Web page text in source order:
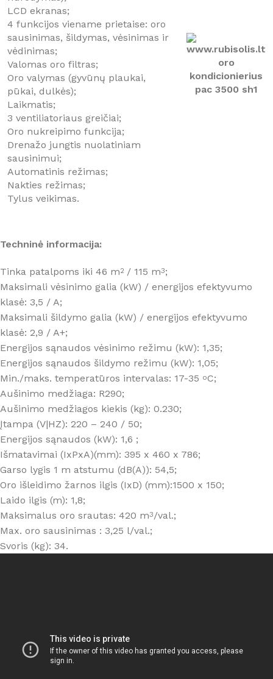
LCD ekranas;
4 funkcijos viename prietaise: oro
sausinimas, šildymas, vėsinimas ir
vėdinimas;
Valomas oro filtras;
Oro valymas (gyvūnų plaukai,
pūkai, dulkės);
Laikmatis;
3 ventiliatoriaus greičiai;
Oro nukreipimo funkcija;
Drenažo jungtis nuolatiniam
sausinimui;
Automatinis režimas;
Nakties režimas;
Tylus veikimas.
Techninė informacija:
Tinka patalpoms iki 46 m2 / 115 m3;
Maksimali vėsinimo galia (kW) / energijos efektyvumo
klasė: 3,5 / A;
Maksimali šildymo galia (kW) / energijos efektyvumo
klasė: 2,9 / A+;
Energijos sąnaudos vėsinimo režimu (kW): 1,35;
Energijos sąnaudos šildymo režimu (kW): 1,05;
Min./maks. temperatūros intervalas: 17-35 oC;
Aušinimo medžiaga: R290;
Aušinimo medžiagos kiekis (kg): 0.230;
Įtampa (V|HZ): 220 – 240 / 50;
Energijos sąnaudos (kW): 1,6 ;
Išmatavimai (IxPxA)(mm): 395 x 460 x 786;
Garso lygis 1 m atstumu (dB(A)): 54,5;
Oro išleidimo žarnos ilgis (IxD) (mm):1500 x 150;
Laido ilgis (m): 1,8;
Maksimalus oro srautas: 420 m3/val.;
Max. oro sausinimas : 3,25 l/val.;
Svoris (kg): 34.